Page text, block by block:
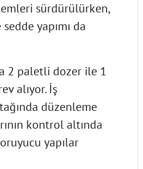
sürdürülürken,
yapımı da
2 paletli dozer ile 1
alıyor. İş
düzenleme
kontrol altında
yapılar